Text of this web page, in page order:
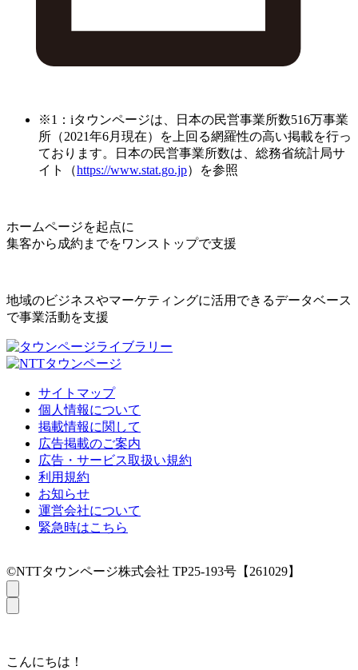
※1：iタウンページは、日本の民営事業所数516万事業
所（2021年6月現在）を上回る網羅性の高い掲載を行っ
ております。日本の民営事業所数は、総務省統計局サ
イト（https://www.stat.go.jp）を参照
ホームページを起点に
集客から成約までをワンストップで支援
地域のビジネスやマーケティングに活用できるデータベース
で事業活動を支援
サイトマップ
個人情報について
掲載情報に関して
広告掲載のご案内
広告・サービス取扱い規約
利用規約
お知らせ
運営会社について
緊急時はこちら
©NTTタウンページ株式会社 TP25-193号【261029】
こんにちは！